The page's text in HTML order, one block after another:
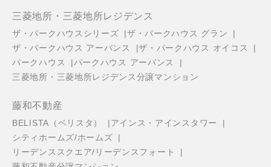
三菱地所・三菱地所レジデンス
ザ・パークハウスシリーズ
ザ・パークハウス グラン
ザ・パークハウス アーバンス
ザ・パークハウス オイコス
パークハウス
パークハウス アーバンス
三菱地所・三菱地所レジデンス分譲マンション
藤和不動産
BELISTA（ベリスタ）
アインス・アインスタワー
シティホームズ/ホームズ
リーデンススクエア/リーデンスフォート